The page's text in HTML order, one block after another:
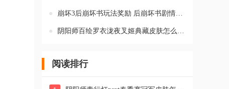
崩坏3后崩坏书玩法奖励 后崩坏书剧情奖励是什么
阴阳师百绘罗衣泷夜叉姬典藏皮肤怎么样 阴阳师泷夜叉姬皮肤作品赏
阅读排行